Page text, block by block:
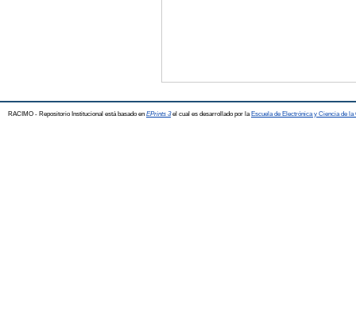
RACIMO - Repositorio Institucional está basado en EPrints 3el cual es desarrollado por la Escuela de Electrónica y Ciencia de la